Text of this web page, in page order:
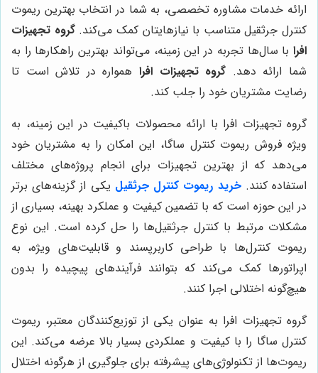
ارائه خدمات مشاوره تخصصی، به شما در انتخاب بهترین ریموت
کنترل جرثقیل متناسب با نیازهایتان کمک می‌کند.گروه تجهیزات
افرا با سال‌ها تجربه در این زمینه، می‌تواند بهترین راهکارها را به
شما ارائه دهد. گروه تجهیزات افرا همواره در تلاش است تا
رضایت مشتریان خود را جلب کند.
گروه تجهیزات افرا با ارائه محصولات باکیفیت در این زمینه، به
ویژه فروش ریموت کنترل ساگا، این امکان را به مشتریان خود
می‌دهد که از بهترین تجهیزات برای انجام پروژه‌های مختلف
استفاده کنند.خرید ریموت کنترل جرثقیل یکی از گزینه‌های برتر
در این حوزه است که با تضمین کیفیت و عملکرد بهینه، بسیاری از
مشکلات مرتبط با کنترل جرثقیل‌ها را حل کرده است. این نوع
ریموت کنترل‌ها با طراحی کاربرپسند و قابلیت‌های ویژه، به
اپراتورها کمک می‌کند که بتوانند فرآیندهای پیچیده را بدون
هیچ‌گونه اختلالی اجرا کنند.
گروه تجهیزات افرا به عنوان یکی از توزیع‌کنندگان معتبر، ریموت
کنترل ساگا را با کیفیت و عملکردی بسیار بالا عرضه می‌کند. این
ریموت‌ها از تکنولوژی‌های پیشرفته برای جلوگیری از هرگونه اختلال